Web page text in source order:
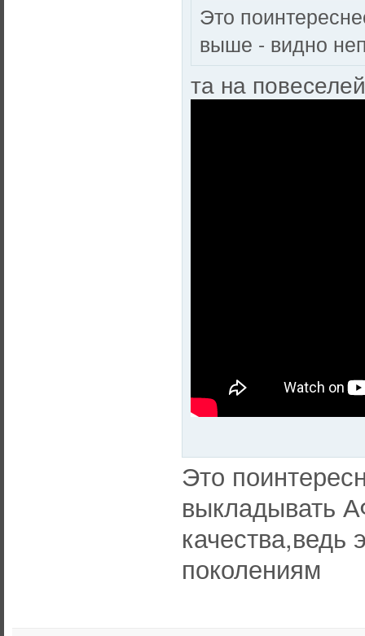
Это
выше - видно
та на
Это
выкладывать
поколениям